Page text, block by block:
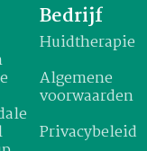
Bedrijf
Huidtherapie
Algemene
voorwaarden
Privacybeleid